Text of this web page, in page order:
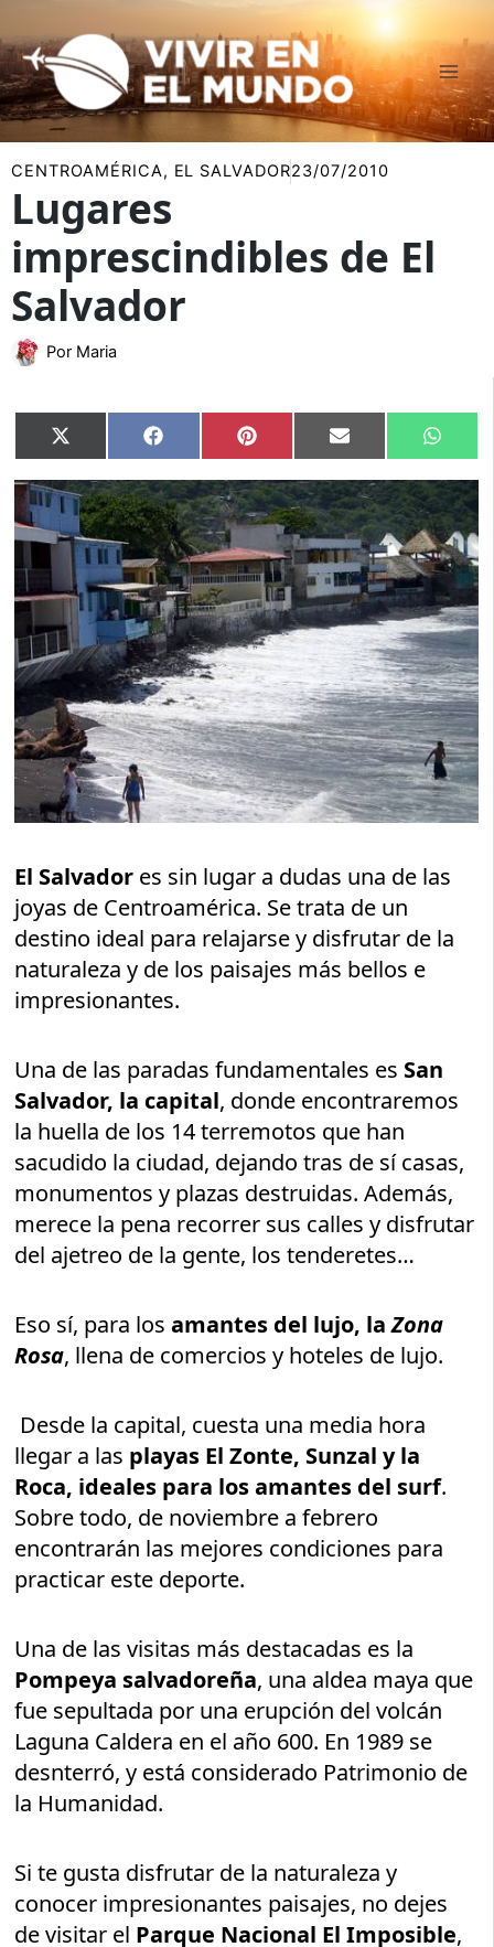
al
contenido
CENTROAMÉRICA, EL SALVADOR23/07/2010
Lugares
imprescindibles de El
Salvador
Por Maria
Compartir
en
X
(Twitter)
Compartir
en
Facebook Compartir
en
Pinterest Compartir
en
Email
en
El Salvador es sin lugar a dudas una de las
joyas de Centroamérica. Se trata de un
destino ideal para relajarse y disfrutar de la
naturaleza y de los paisajes más bellos e
impresionantes.
Una de las paradas fundamentales es San
Salvador, la capital, donde encontraremos
la huella de los 14 terremotos que han
sacudido la ciudad, dejando tras de sí casas,
monumentos y plazas destruidas. Además,
merece la pena recorrer sus calles y disfrutar
del ajetreo de la gente, los tenderetes…
Eso sí, para losamantes del lujo, laZona
Rosa, llena de comercios y hoteles de lujo.
Desde la capital, cuesta una media hora
llegar a las playas El Zonte, Sunzal y la
Roca, ideales para los amantes del surf.
Sobre todo, de noviembre a febrero
encontrarán las mejores condiciones para
practicar este deporte.
Una de las visitas más destacadas es la
Pompeya salvadoreña, una aldea maya que
fue sepultada por una erupción del volcán
Laguna Caldera en el año 600. En 1989 se
desnterró, y está considerado Patrimonio de
la Humanidad.
Si te gusta disfrutar de la naturaleza y
conocer impresionantes paisajes, no dejes
de visitar el Parque Nacional El Imposible,